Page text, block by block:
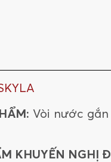
Vòi nước
KHUYẾN NGHỊ